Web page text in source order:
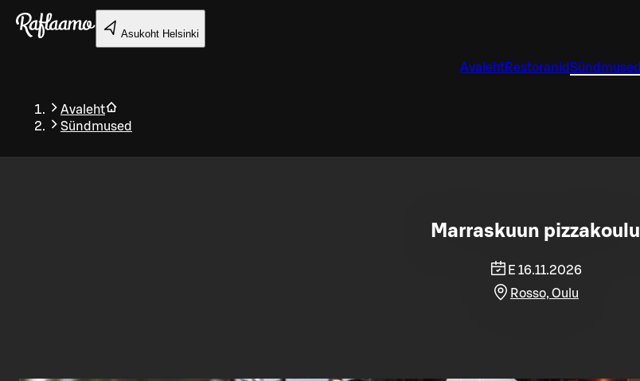
Liigu peamise sisu juurde
Asukoht Helsinki
AvalehtRestoranidSündmused
Avaleht
Sündmused
Tagasi
Marraskuun pizzakoulu
E 16.11.2026
Rosso, Oulu